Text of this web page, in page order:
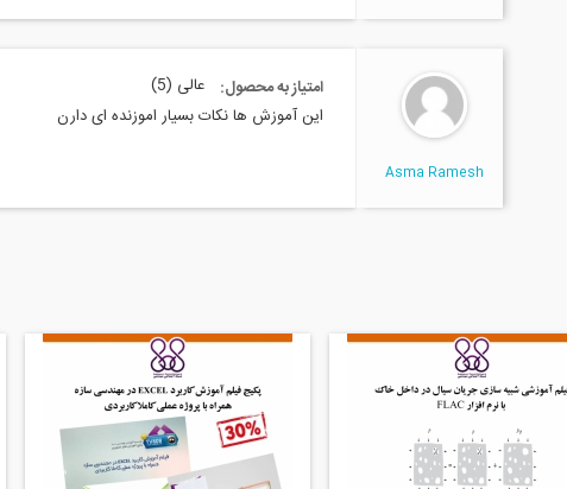
امتیاز به محصول:
عالی (5)
این آموزش ها نکات بسیار اموزنده ای دارن
Asma Ramesh